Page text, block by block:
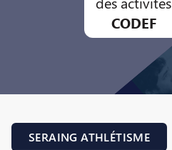
CODEF
SERAING ATHLÉTISME